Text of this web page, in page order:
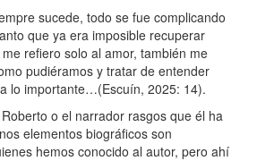
sucede, todo se fue complicando
que ya era imposible recuperar
refiero solo al amor, también me
pudiéramos y tratar de entender
lo importante…(Escuín, 2025: 14).
o el narrador rasgos que él ha
elementos biográficos son
hemos conocido al autor, pero ahí